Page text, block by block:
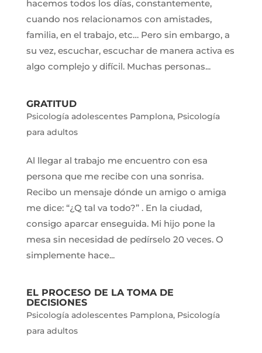
hacemos todos los días, constantemente,
cuando nos relacionamos con amistades,
familia, en el trabajo, etc… Pero sin embargo, a
su vez, escuchar, escuchar de manera activa es
algo complejo y difícil. Muchas personas...
GRATITUD
Psicología adolescentes Pamplona, Psicología
para adultos
Al llegar al trabajo me encuentro con esa
persona que me recibe con una sonrisa.
Recibo un mensaje dónde un amigo o amiga
me dice: “¿Q tal va todo?” . En la ciudad,
consigo aparcar enseguida. Mi hijo pone la
mesa sin necesidad de pedírselo 20 veces. O
simplemente hace...
EL PROCESO DE LA TOMA DE
DECISIONES
Psicología adolescentes Pamplona, Psicología
para adultos